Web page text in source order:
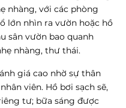
nhàng, với các phòng
lớn nhìn ra vườn hoặc hồ
sân vườn bao quanh
nhàng, thư thái.
giá cao nhờ sự thân
viên. Hồ bơi sạch sẽ,
tư; bữa sáng được